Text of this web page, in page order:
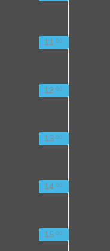
11 00
12 00
13 00
14 00
15 00